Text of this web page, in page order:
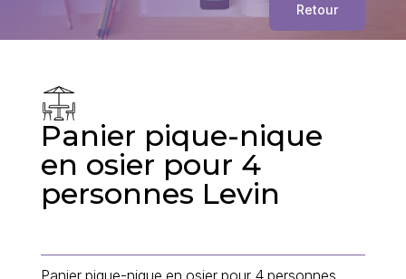
Retour
Panier pique-nique
en osier pour 4
personnes Levin
Panier pique-nique en osier pour 4 personnes